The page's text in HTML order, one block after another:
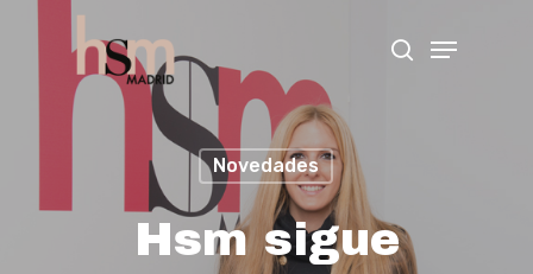
Hit enter to search or ESC to close
Novedades
Hsm sigue